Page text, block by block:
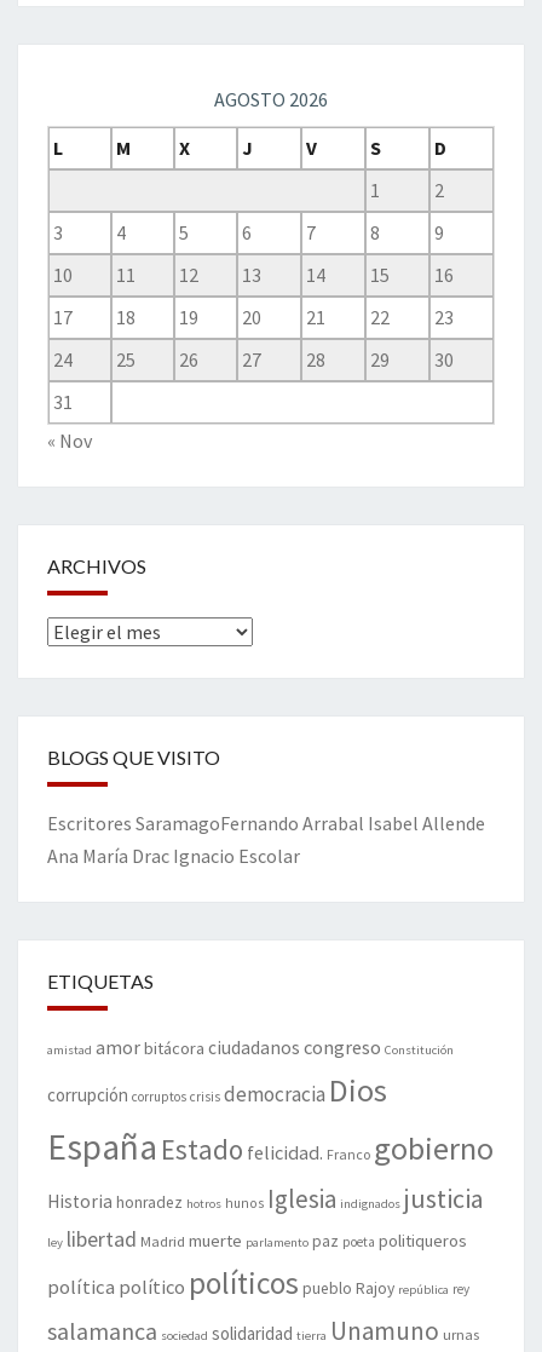
AGOSTO 2026
L
M X J V S
D
1
2
3
4 5 6 7 8
9
10
11 12 13 14 15
16
17
18 19 20 21 22
23
24
25 26 27 28 29
30
31
« Nov
ARCHIVOS
Archivos
BLOGS QUE VISITO
Escritores SaramagoFernando Arrabal Isabel Allende
Ana María Drac Ignacio Escolar
ETIQUETAS
amistad amorbitácora ciudadanos congreso Constitución
corrupción corruptos crisis democracia Dios
España Estado felicidad. Franco gobierno
Historia honradez hotros hunos Iglesia indignados justicia
ley libertad Madrid muerte parlamento paz poeta politiqueros
política político políticos pueblo Rajoy república rey
salamanca sociedad solidaridad tierra Unamuno urnas